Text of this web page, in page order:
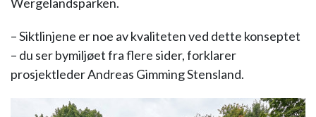
– Siktlinjene er noe av kvaliteten ved dette konseptet
– du ser bymiljøet fra flere sider, forklarer
prosjektleder Andreas Gimming Stensland.